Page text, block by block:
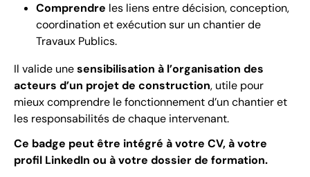
Comprendre les liens entre décision, conception,
coordination et exécution sur un chantier de
Travaux Publics.
Il valide unesensibilisation à l’organisation des
acteurs d’un projet de construction, utile pour
mieux comprendre le fonctionnement d’un chantier et
les responsabilités de chaque intervenant.
Ce badge peut être intégré à votre CV, à votre
profil LinkedIn ou à votre dossier de formation.